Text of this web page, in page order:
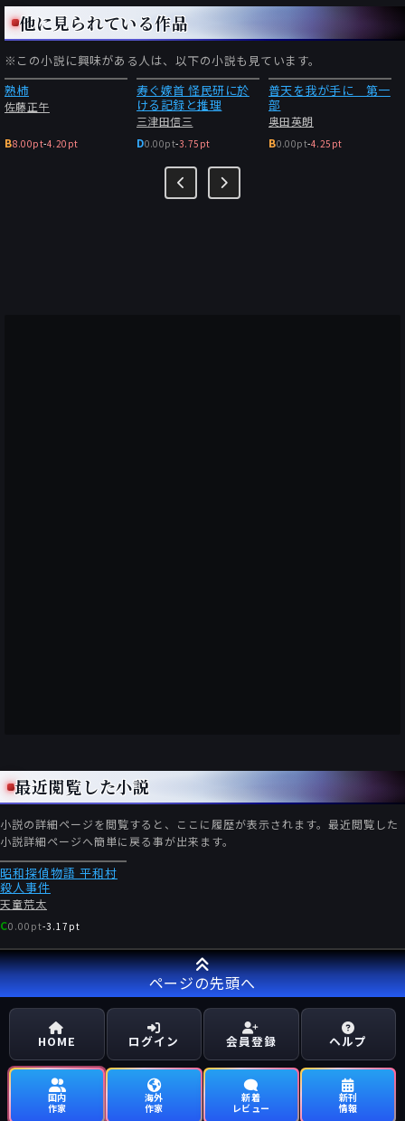
他に見られている作品
※この小説に興味がある人は、以下の小説も見ています。
熟柿
佐藤正午
B8.00pt-4.20pt
寿ぐ嫁首 怪民研に於
ける記録と推理
三津田信三
D0.00pt-3.75pt
普天を我が手に 第一
部
奥田英朗
B0.00pt-4.25pt
最近閲覧した小説
小説の詳細ページを閲覧すると、ここに履歴が表示されます。最近閲覧した
小説詳細ページへ簡単に戻る事が出来ます。
昭和探偵物語 平和村
殺人事件
天童荒太
C0.00pt-3.17pt
ページの先頭へ
HOME ログイン 会員登録 ヘルプ
国内
作家
海外
作家
新着
レビュー
新刊
情報